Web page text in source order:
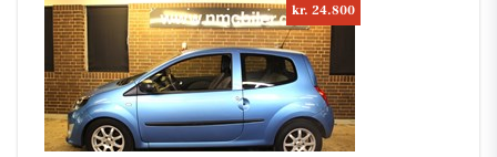
kr. 24.800